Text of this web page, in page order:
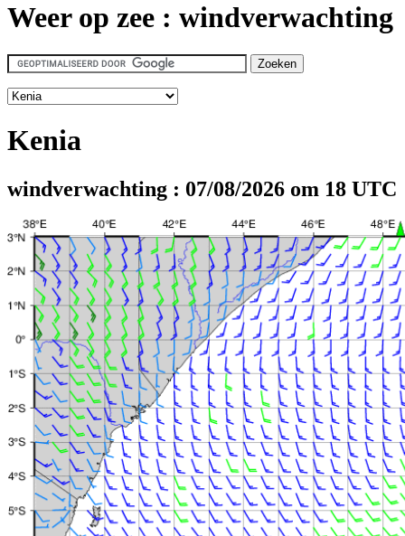
Weer op zee : windverwachting
Kenia
windverwachting : 07/08/2026 om 18 UTC